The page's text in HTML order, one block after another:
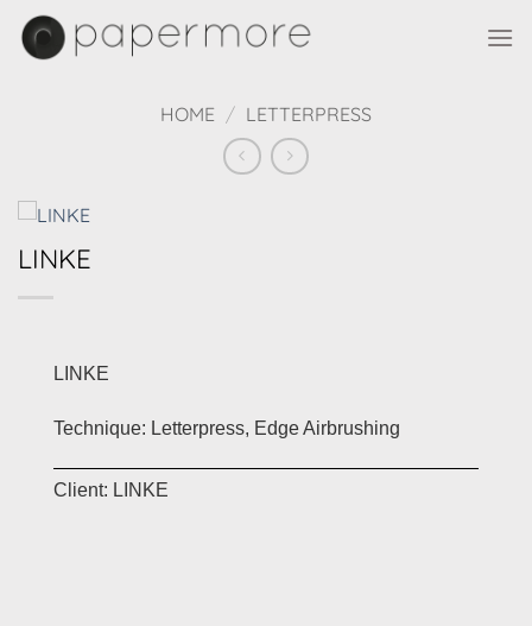
Skip
HOME / LETTERPRESS
LINKE
LINKE
Technique: Letterpress, Edge Airbrushing
Client: LINKE